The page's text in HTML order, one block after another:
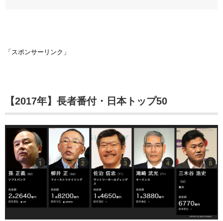
「スポンサーリンク」
【2017年】長者番付・日本トップ50